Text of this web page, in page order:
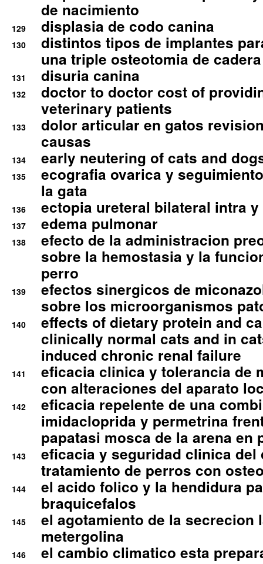
de nacimiento
129 displasia de codo canina
130
distintos tipos de implantes
una triple osteotomia de cadera
131 disuria canina
132
doctor to doctor cost of
veterinary patients
133
dolor articular en gatos
causas
134 early neutering of cats and
135
ecografia ovarica y
la gata
136 ectopia ureteral bilateral intra
137 edema pulmonar
138
efecto de la administracion
sobre la hemostasia y la
perro
139
efectos sinergicos de
sobre los microorganismos
140
effects of dietary protein and
clinically normal cats and in
induced chronic renal failure
141
eficacia clinica y tolerancia de
con alteraciones del aparato
142
eficacia repelente de una
imidacloprida y permetrina
papatasi mosca de la arena en
143
eficacia y seguridad clinica del
tratamiento de perros con
144
el acido folico y la hendidura
braquicefalos
145
el agotamiento de la secrecion
metergolina
146
el cambio climatico esta